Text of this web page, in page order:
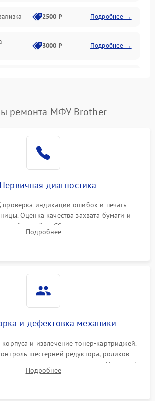
управления2500 ₽ Подробнее →
3000 ₽ Подробнее →
ремонта МФУ Brother
диагностика
индикации ошибок и печать
Оценка качества захвата бумаги и
линейки. Сбор данных о замятиях,
или посторонних шумах при работе.
Подробнее
и дефектовка механики
корпуса и извлечение тонер-картриджей.
шестерней редуктора, роликов
и прижимного вала в печи (фьюзере).
оптики сканера на загрязнения.
Подробнее